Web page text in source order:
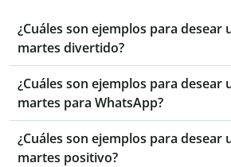
¿Cuáles son ejemplos para desear
martes divertido?
¿Cuáles son ejemplos para desear
martes para WhatsApp?
¿Cuáles son ejemplos para desear
martes positivo?